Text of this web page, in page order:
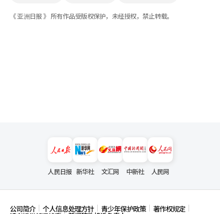
《 亚洲日报 》 所有作品受版权保护，未经授权，禁止转载。
人民日报 新华社 文汇网 中新社 人民网
公司简介 个人信息处理方针 青少年保护政策 著作权规定